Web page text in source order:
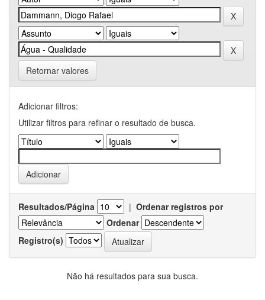
Retornar valores
Adicionar filtros:
Utilizar filtros para refinar o resultado de busca.
Resultados/Página | Ordenar registros por
Ordenar
Registro(s)
Não há resultados para sua busca.